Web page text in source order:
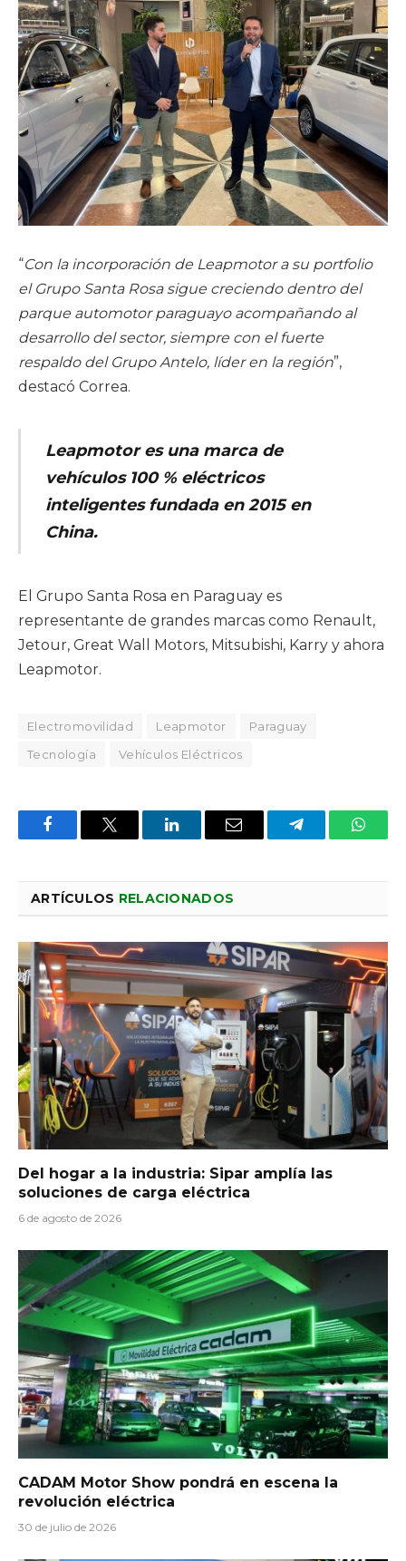
“Con la incorporación de Leapmotor a su portfolio
el Grupo Santa Rosa sigue creciendo dentro del
parque automotor paraguayo acompañando al
desarrollo del sector, siempre con el fuerte
respaldo del Grupo Antelo, líder en la región”,
destacó Correa.
Leapmotor es una marca de
vehículos 100 % eléctricos
inteligentes fundada en 2015 en
China.
El Grupo Santa Rosa en Paraguay es
representante de grandes marcas como Renault,
Jetour, Great Wall Motors, Mitsubishi, Karry y ahora
Leapmotor.
Electromovilidad Leapmotor
Paraguay
Tecnología
Vehículos Eléctricos
FacebookX LinkedInEmail Telegram
ARTÍCULOS RELACIONADOS
Del hogar a la industria: Sipar amplía las
soluciones de carga eléctrica
6 de agosto de 2026
CADAM Motor Show pondrá en escena la
revolución eléctrica
30 de julio de 2026